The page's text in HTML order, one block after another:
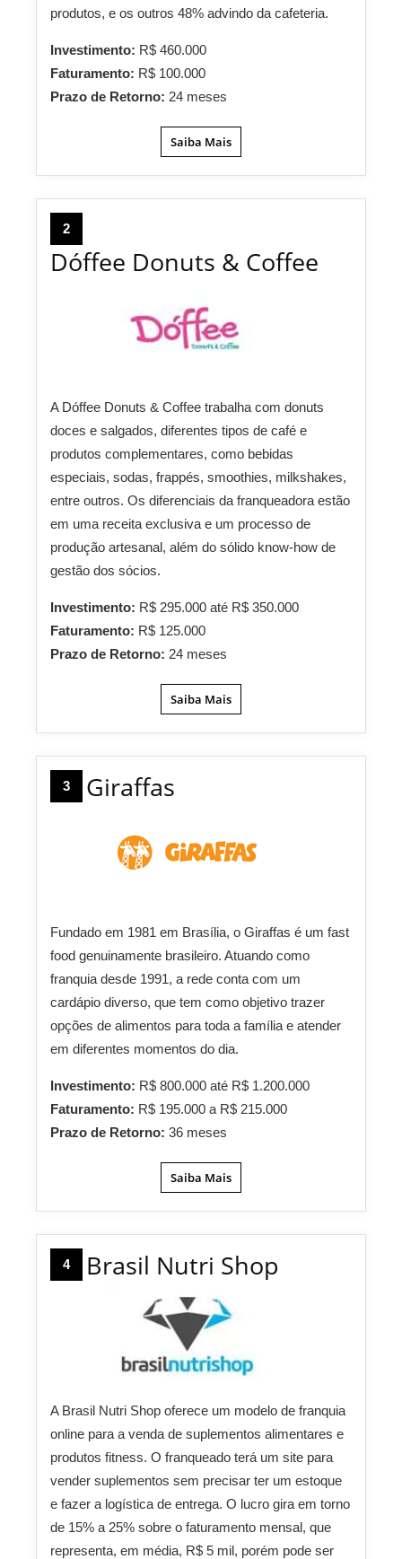
produtos, e os outros 48% advindo da cafeteria.
Investimento: R$ 460.000
Faturamento: R$ 100.000
Prazo de Retorno: 24 meses
Saiba Mais
2
Dóffee Donuts & Coffee
A Dóffee Donuts & Coffee trabalha com donuts
doces e salgados, diferentes tipos de café e
produtos complementares, como bebidas
especiais, sodas, frappés, smoothies, milkshakes,
entre outros. Os diferenciais da franqueadora estão
em uma receita exclusiva e um processo de
produção artesanal, além do sólido know-how de
gestão dos sócios.
Investimento: R$ 295.000 até R$ 350.000
Faturamento: R$ 125.000
Prazo de Retorno: 24 meses
Saiba Mais
3 Giraffas
Fundado em 1981 em Brasília, o Giraffas é um fast
food genuinamente brasileiro. Atuando como
franquia desde 1991, a rede conta com um
cardápio diverso, que tem como objetivo trazer
opções de alimentos para toda a família e atender
em diferentes momentos do dia.
Investimento: R$ 800.000 até R$ 1.200.000
Faturamento: R$ 195.000 a R$ 215.000
Prazo de Retorno: 36 meses
Saiba Mais
4 Brasil Nutri Shop
A Brasil Nutri Shop oferece um modelo de franquia
online para a venda de suplementos alimentares e
produtos fitness. O franqueado terá um site para
vender suplementos sem precisar ter um estoque
e fazer a logística de entrega. O lucro gira em torno
de 15% a 25% sobre o faturamento mensal, que
representa, em média, R$ 5 mil, porém pode ser